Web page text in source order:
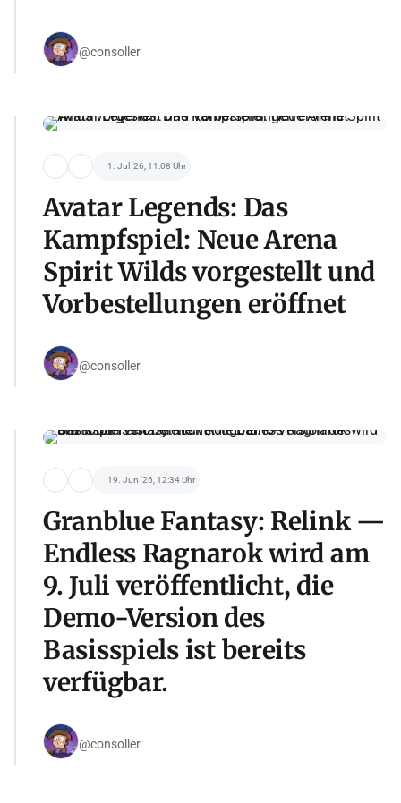
@consoller
1. Jul '26, 11:08 Uhr
Avatar Legends: Das
Kampfspiel: Neue Arena
Spirit Wilds vorgestellt und
Vorbestellungen eröffnet
@consoller
19. Jun '26, 12:34 Uhr
Granblue Fantasy: Relink —
Endless Ragnarok wird am
9. Juli veröffentlicht, die
Demo-Version des
Basisspiels ist bereits
verfügbar.
@consoller